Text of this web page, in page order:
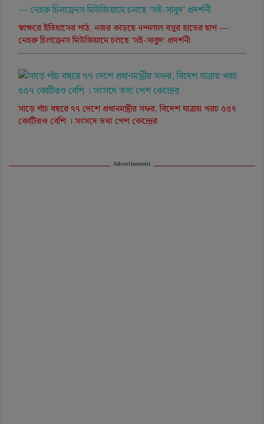
স্বাক্ষরে ইতিহাসের পাঠ, নজর কাড়ছে নন্দলাল বসুর হাতের ছাপ —
নেহরু চিলড্রেনস মিউজিয়ামে চলছে ‘সই-সাবুদ’ প্রদর্শনী
সাড়ে পাঁচ বছরে ৭৭ দেশে প্রধানমন্ত্রীর সফর, বিদেশ যাত্রায় খরচ ৫৫৭
কোটিরও বেশি । সংসদে তথ্য পেশ কেন্দ্রের
Advertisement